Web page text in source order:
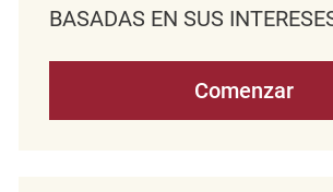
BASADAS EN SUS
Comenzar